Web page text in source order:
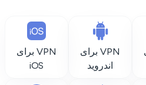
VPN برای
اندروید
VPN برای
iOS